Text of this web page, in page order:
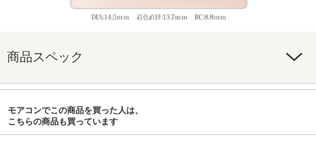
商品スペック
モアコンでこの商品を買った人は、
こちらの商品も買っています